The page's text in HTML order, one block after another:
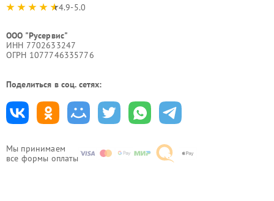
Мы принимаем
все формы оплаты
4.9-5.0
ООО "Русервис"
ИНН 7702633247
ОГРН 1077746335776
Поделиться в соц. сетях: